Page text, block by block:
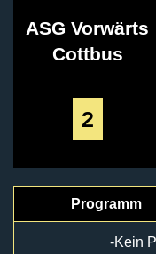
ASG Vorwärts
Cottbus
2
Programm
-Kein